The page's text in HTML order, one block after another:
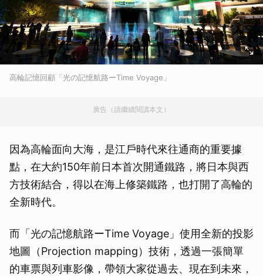
高輪記憶回顧「光の記憶航路ーTime Voyage」
廣告（請繼續閱讀本文）
因為高輪面向大海，是江戶時代來往通商的重要據
點，在大約150年前日本首次開通鐵路，將日本與西
方技術結合，得以在海上修築鐵路，也打開了高輪的
全新時代。
而「光の記憶航路ーTime Voyage」使用全新的投影
地圖（Projection mapping）技術，透過一張簡單
的車票與列車影像，帶領大家從過去、現在到未來，